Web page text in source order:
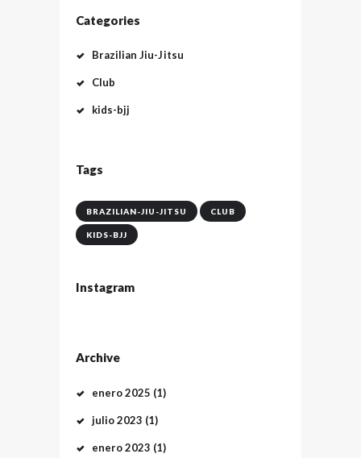
Categories
Brazilian Jiu-Jitsu
Club
kids-bjj
Tags
BRAZILIAN-JIU-JITSU CLUB
KIDS-BJJ
Instagram
Archive
enero2025 (1)
julio2023 (1)
enero2023 (1)